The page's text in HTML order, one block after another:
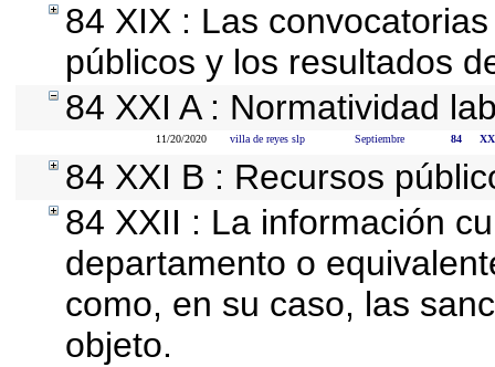
84 XIX : Las
públicos y los resultados
84 XXI A : Normatividad
11/20/2020 villa de reyes slp Septiembre 84
84 XXI B : Recursos
84 XXII : La información
departamento o
como, en su caso, las
objeto.